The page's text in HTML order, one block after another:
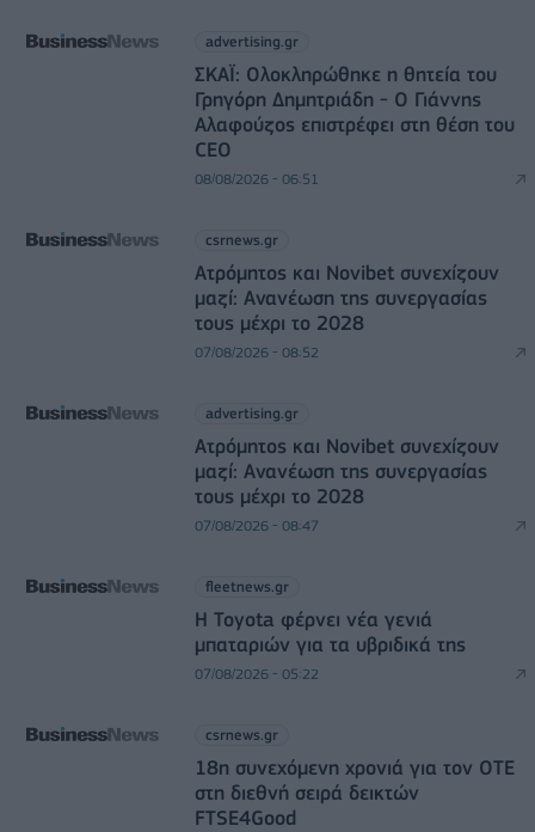
advertising.gr
ΣΚΑΪ: Ολοκληρώθηκε η θητεία του
Γρηγόρη Δημητριάδη - Ο Γιάννης
Αλαφούζος επιστρέφει στη θέση του
CEO
08/08/2026 - 06:51
csrnews.gr
Ατρόμητος και Novibet συνεχίζουν
μαζί: Ανανέωση της συνεργασίας
τους μέχρι το 2028
07/08/2026 - 08:52
advertising.gr
Ατρόμητος και Novibet συνεχίζουν
μαζί: Ανανέωση της συνεργασίας
τους μέχρι το 2028
07/08/2026 - 08:47
fleetnews.gr
Η Toyota φέρνει νέα γενιά
μπαταριών για τα υβριδικά της
07/08/2026 - 05:22
csrnews.gr
18η συνεχόμενη χρονιά για τον ΟΤΕ
στη διεθνή σειρά δεικτών
FTSE4Good